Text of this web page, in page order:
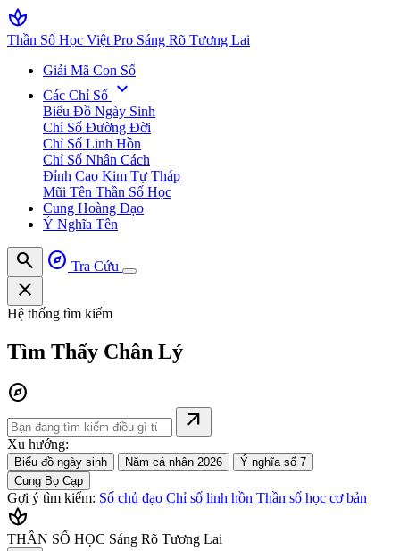
spa
Thần Số Học Việt Pro Sáng Rõ Tương Lai
Giải Mã Con Số
Các Chỉ Số expand_more
Biểu Đồ Ngày Sinh
Chỉ Số Đường Đời
Chỉ Số Linh Hồn
Chỉ Số Nhân Cách
Đỉnh Cao Kim Tự Tháp
Mũi Tên Thần Số Học
Cung Hoàng Đạo
Ý Nghĩa Tên
search explore Tra Cứu
close
Hệ thống tìm kiếm
Tìm Thấy Chân Lý
explore
arrow_outward
Xu hướng:
Biểu đồ ngày sinh Năm cá nhân 2026
Ý nghĩa số 7
Cung Bọ Cạp
Gợi ý tìm kiếm: Số chủ đạo Chỉ số linh hồn Thần số học cơ bản
spa
THẦN SỐ HỌC Sáng Rõ Tương Lai